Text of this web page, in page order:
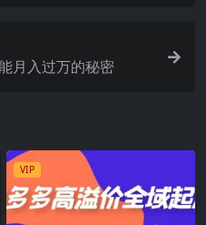
月入过万的秘密
VIP